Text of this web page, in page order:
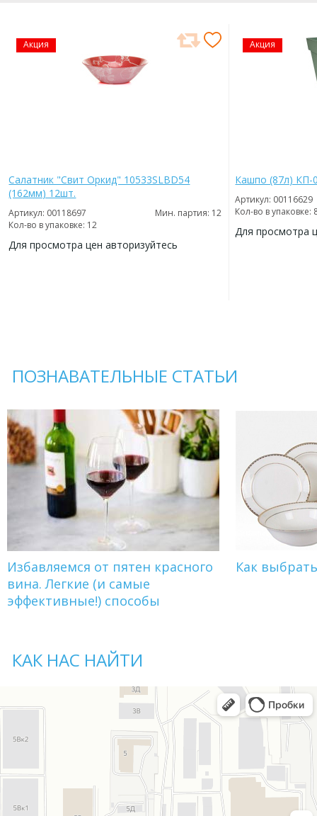
Акция
Салатник "Свит Оркид" 10533SLBD54
(162мм) 12шт.
Артикул: 00118697
Мин. партия: 12
Кол-во в упаковке: 12
Для просмотра цен авторизуйтесь
Акция
Кашпо (87л) КП-
Артикул: 00116629
Кол-во в упаковке:
Для просмотра
ПОЗНАВАТЕЛЬНЫЕ СТАТЬИ
Избавляемся от пятен красного
вина. Легкие (и самые
эффективные!) способы
Как
КАК НАС НАЙТИ